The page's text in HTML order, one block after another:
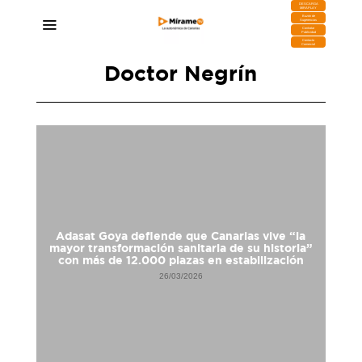
DESCARGA
MIRAPLAY
Buzón de
Sugerencias
Contratar
Publicidad
Contacto
Comercial
Doctor Negrín
Adasat Goya defiende que Canarias vive “la
mayor transformación sanitaria de su historia”
con más de 12.000 plazas en estabilización
26/03/2026